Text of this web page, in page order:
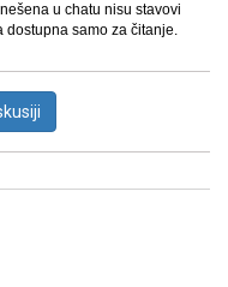
u chatu nisu stavovi
dostupna samo za čitanje.